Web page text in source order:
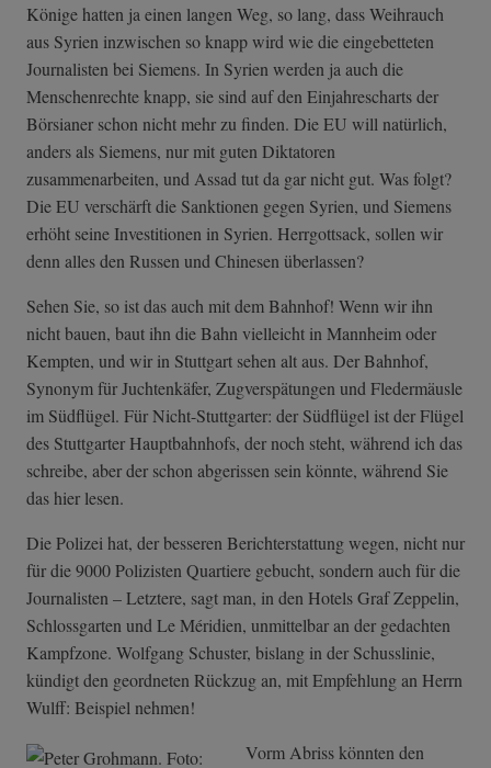
Könige hatten ja einen langen Weg, so lang, dass Weihrauch
aus Syrien inzwischen so knapp wird wie die eingebetteten
Journalisten bei Siemens. In Syrien werden ja auch die
Menschenrechte knapp, sie sind auf den Einjahrescharts der
Börsianer schon nicht mehr zu finden. Die EU will natürlich,
anders als Siemens, nur mit guten Diktatoren
zusammenarbeiten, und Assad tut da gar nicht gut. Was folgt?
Die EU verschärft die Sanktionen gegen Syrien, und Siemens
erhöht seine Investitionen in Syrien. Herrgottsack, sollen wir
denn alles den Russen und Chinesen überlassen?
Sehen Sie, so ist das auch mit dem Bahnhof! Wenn wir ihn
nicht bauen, baut ihn die Bahn vielleicht in Mannheim oder
Kempten, und wir in Stuttgart sehen alt aus. Der Bahnhof,
Synonym für Juchtenkäfer, Zugverspätungen und Fledermäusle
im Südflügel. Für Nicht-Stuttgarter: der Südflügel ist der Flügel
des Stuttgarter Hauptbahnhofs, der noch steht, während ich das
schreibe, aber der schon abgerissen sein könnte, während Sie
das hier lesen.
Die Polizei hat, der besseren Berichterstattung wegen, nicht nur
für die 9000 Polizisten Quartiere gebucht, sondern auch für die
Journalisten – Letztere, sagt man, in den Hotels Graf Zeppelin,
Schlossgarten und Le Méridien, unmittelbar an der gedachten
Kampfzone. Wolfgang Schuster, bislang in der Schusslinie,
kündigt den geordneten Rückzug an, mit Empfehlung an Herrn
Wulff: Beispiel nehmen!
Vorm Abriss könnten den